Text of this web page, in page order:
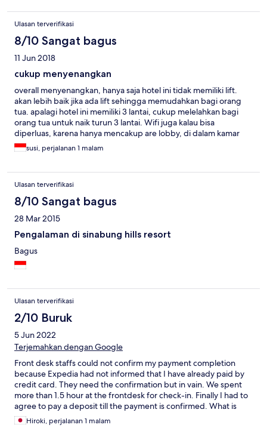
Ulasan terverifikasi
8/10 Sangat bagus
11 Jun 2018
cukup menyenangkan
overall menyenangkan, hanya saja hotel ini tidak memiliki lift.
akan lebih baik jika ada lift sehingga memudahkan bagi orang
tua. apalagi hotel ini memiliki 3 lantai, cukup melelahkan bagi
orang tua untuk naik turun 3 lantai. Wifi juga kalau bisa
diperluas, karena hanya mencakup are lobby, di dalam kamar
tidak tercover wifi.
susi, perjalanan 1 malam
Ulasan terverifikasi
8/10 Sangat bagus
28 Mar 2015
Pengalaman di sinabung hills resort
Bagus
Ulasan terverifikasi
2/10 Buruk
5 Jun 2022
Terjemahkan dengan Google
Front desk staffs could not confirm my payment completion
because Expedia had not informed that I have already paid by
credit card. They need the confirmation but in vain. We spent
more than 1.5 hour at the frontdesk for check-in. Finally I had to
agree to pay a deposit till the payment is confirmed. What is
worse, it happened on not only me but my colleague. I used an
operator chat to solve, whenver I asked them one thing, like
Hiroki, perjalanan 1 malam